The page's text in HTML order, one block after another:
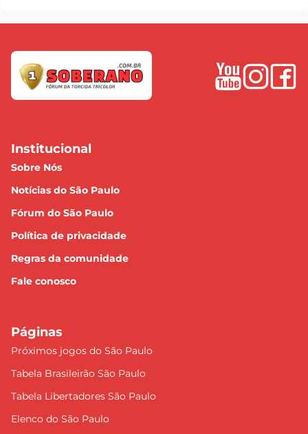
Institucional
Sobre Nós
Notícias do São Paulo
Fórum do São Paulo
Política de privacidade
Regras da comunidade
Fale conosco
Páginas
Próximos jogos do São Paulo
Tabela Brasileirão São Paulo
Tabela Libertadores São Paulo
Elenco do São Paulo